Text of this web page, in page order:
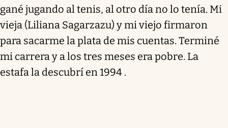
gané jugando al tenis, al otro día no lo tenía. Mi
vieja (Liliana Sagarzazu) y mi viejo firmaron
para sacarme la plata de mis cuentas. Terminé
mi carrera y a los tres meses era pobre. La
estafa la descubrí en 1994 .